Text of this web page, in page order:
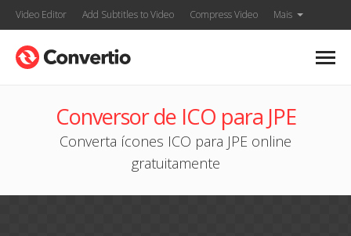
Video Editor Add Subtitles to Video Compress Video Mais
Conversor de ICO para JPE
Converta ícones ICO para JPE online
gratuitamente